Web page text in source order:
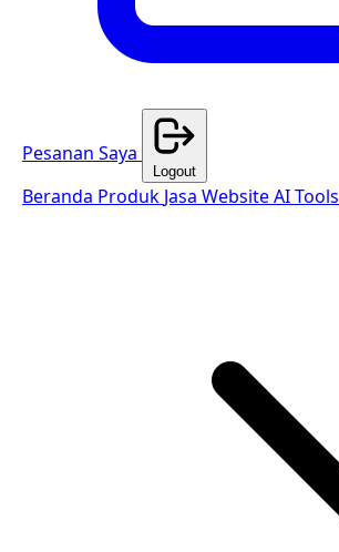
Pesanan Saya
Logout
Beranda Produk Jasa WebsiteAI Tools